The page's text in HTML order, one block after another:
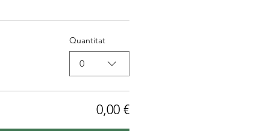
Quantitat
0
0,00 €